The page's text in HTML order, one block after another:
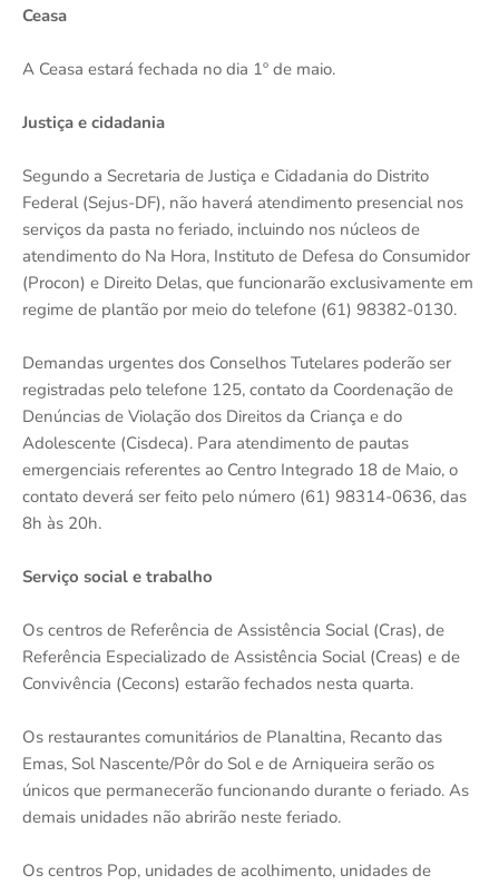
Ceasa
A Ceasa estará fechada no dia 1º de maio.
Justiça e cidadania
Segundo a Secretaria de Justiça e Cidadania do Distrito
Federal (Sejus-DF), não haverá atendimento presencial nos
serviços da pasta no feriado, incluindo nos núcleos de
atendimento do Na Hora, Instituto de Defesa do Consumidor
(Procon) e Direito Delas, que funcionarão exclusivamente em
regime de plantão por meio do telefone (61) 98382-0130.
Demandas urgentes dos Conselhos Tutelares poderão ser
registradas pelo telefone 125, contato da Coordenação de
Denúncias de Violação dos Direitos da Criança e do
Adolescente (Cisdeca). Para atendimento de pautas
emergenciais referentes ao Centro Integrado 18 de Maio, o
contato deverá ser feito pelo número (61) 98314-0636, das
8h às 20h.
Serviço social e trabalho
Os centros de Referência de Assistência Social (Cras), de
Referência Especializado de Assistência Social (Creas) e de
Convivência (Cecons) estarão fechados nesta quarta.
Os restaurantes comunitários de Planaltina, Recanto das
Emas, Sol Nascente/Pôr do Sol e de Arniqueira serão os
únicos que permanecerão funcionando durante o feriado. As
demais unidades não abrirão neste feriado.
Os centros Pop, unidades de acolhimento, unidades de